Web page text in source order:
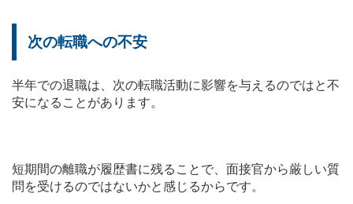
次の転職への不安
半年での退職は、次の転職活動に影響を与えるのではと不
安になることがあります。
短期間の離職が履歴書に残ることで、面接官から厳しい質
問を受けるのではないかと感じるからです。